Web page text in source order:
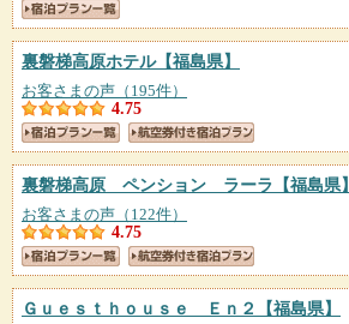
裏磐梯高原ホテル【福島県】
お客さまの声（195件）
4.75
裏磐梯高原 ペンション ラーラ 【福島県】
お客さまの声（122件）
4.75
Ｇｕｅｓｔｈｏｕｓｅ Ｅｎ２ 【福島県】